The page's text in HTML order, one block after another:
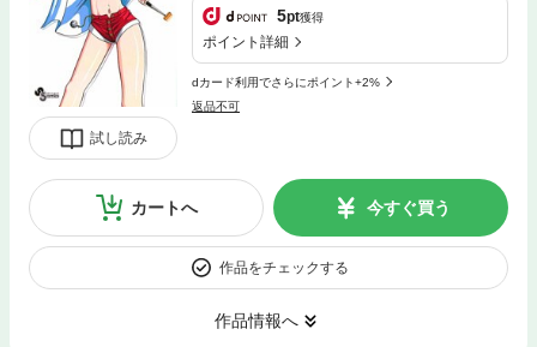
試し読み
5pt獲得
ポイント詳細
dカード利用でさらにポイント+2%
返品不可
カートへ 今すぐ買う
作品をチェックする
作品情報へ